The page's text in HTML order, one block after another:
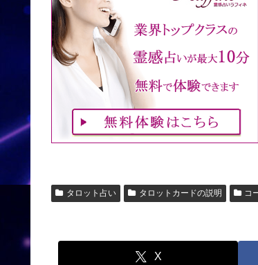
タロット占い タロットカードの説明 コ
X